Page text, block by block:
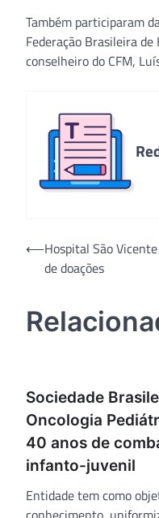
Também participaram
Federação Brasileira
conselheiro do CFM,
Navegação
⟵Hospital São
de doações
Sociedade
Oncologia
40 anos de
infanto-juvenil
Entidade tem como